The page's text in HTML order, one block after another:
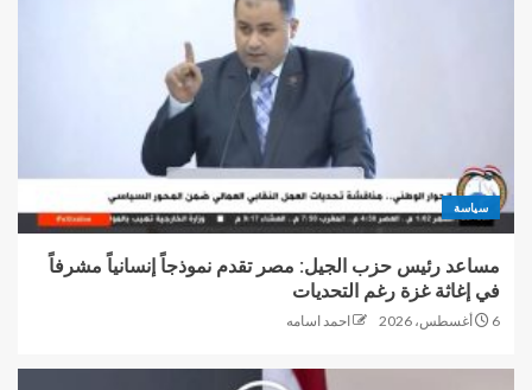
سياسة
مساعد رئيس حزب الجيل: مصر تقدم نموذجاً إنسانياً مشرفاً
في إغاثة غزة رغم التحديات
6 أغسطس، 2026 احمد اسامه